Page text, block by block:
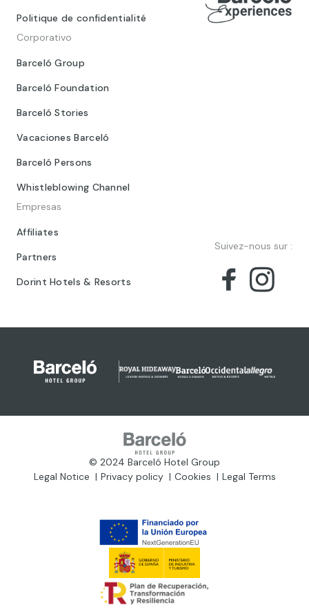
Politique de confidentialité
Corporativo
Barceló Group
Barceló Foundation
Barceló Stories
Vacaciones Barceló
Barceló Persons
Whistleblowing Channel
Empresas
Affiliates
Partners
Dorint Hotels & Resorts
Suivez-nous sur :
© 2024 Barceló Hotel Group
Legal Notice
Privacy policy Cookies Legal Terms